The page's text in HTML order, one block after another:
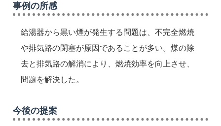
事例の所感
給湯器から黒い煙が発生する問題は、不完全燃焼
や排気路の閉塞が原因であることが多い。煤の除
去と排気路の解消により、燃焼効率を向上させ、
問題を解決した。
今後の提案